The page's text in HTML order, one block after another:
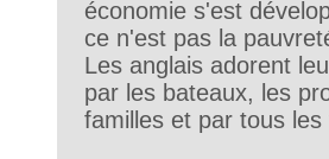
économie s'est
ce n'est pas la
Les anglais adorent
par les bateaux, les
familles et par tous les